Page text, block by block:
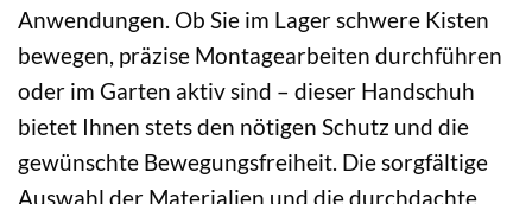
Anwendungen. Ob Sie im Lager schwere Kisten
bewegen, präzise Montagearbeiten durchführen
oder im Garten aktiv sind – dieser Handschuh
bietet Ihnen stets den nötigen Schutz und die
gewünschte Bewegungsfreiheit. Die sorgfältige
Auswahl der Materialien und die durchdachte